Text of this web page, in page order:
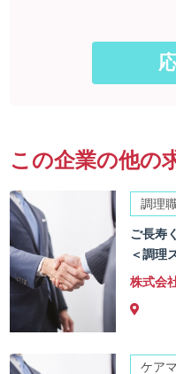
この企業の他の
調理
ご長寿
＜調理
株式会
ケア